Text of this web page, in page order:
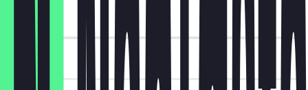
vor Ort